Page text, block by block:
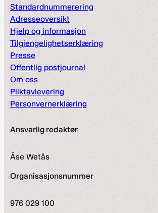
Standardnummerering
Adresseoversikt
Hjelp og informasjon
Tilgjengelighetserklæring
Presse
Offentlig postjournal
Om oss
Pliktavlevering
Personvernerklæring
Ansvarlig redaktør
Åse Wetås
Organisasjonsnummer
976 029 100